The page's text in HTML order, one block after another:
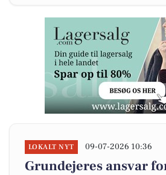
LOKALT NYT 09-07-2026 10:36
Grundejeres ansvar